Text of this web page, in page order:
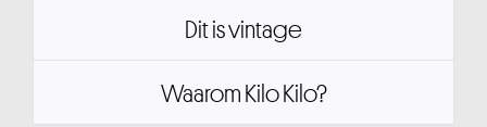
Dit is vintage
Waarom Kilo Kilo?